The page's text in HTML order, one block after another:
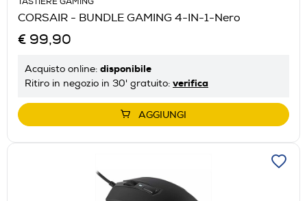
CORSAIR - BUNDLE GAMING 4-IN-1-Nero
€ 99,90
Acquisto online: disponibile
Ritiro in negozio in 30' gratuito: verifica
AGGIUNGI